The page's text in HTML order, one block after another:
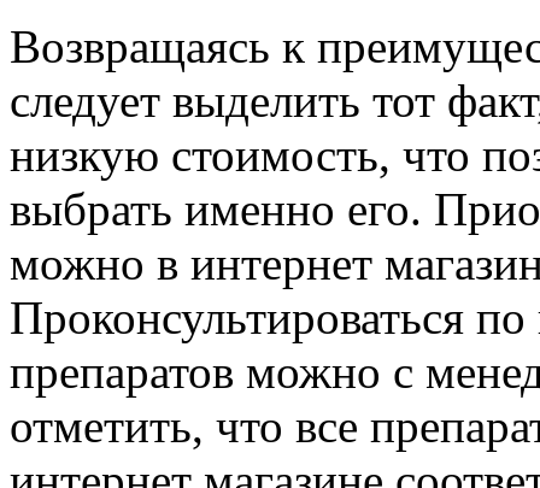
Возвращаясь к
следует выделить тот
низкую стоимость, что
выбрать именно его.
можно в интернет
Проконсультироваться
препаратов можно с
отметить, что все